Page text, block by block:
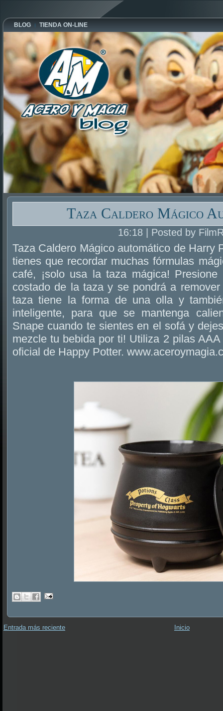
BLOG TIENDA ON-LINE
Taza Caldero Mágico
16:18 | Posted by
Taza Caldero Mágico automático de Harry
tienes que recordar muchas fórmulas
café, ¡solo usa la taza mágica!
costado de la taza y se pondrá a
taza tiene la forma de una olla y
inteligente, para que se mantenga
Snape cuando te sientes en el sofá y
mezcle tu bebida por ti! Utiliza 2 pilas
oficial de Happy Potter.
Entrada más reciente Inicio